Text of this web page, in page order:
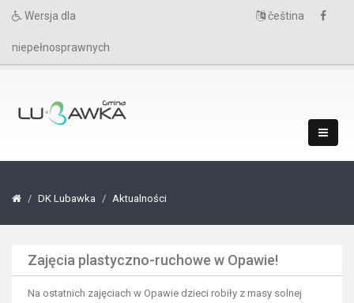
Wersja dla
niepełnosprawnych
čeština
DK Lubawka Aktualności
Zajęcia plastyczno-ruchowe w Opawie!
Na ostatnich zajęciach w Opawie dzieci robiły z masy solnej